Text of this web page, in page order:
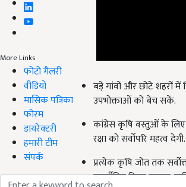
More Links
फोटो गैलरी
वीडियो
मासिक पत्रिका
फोरम
डायरेक्टरी
हमारी टीम
संपर्क
उपभोक्ताओं को बेच सकें.
रक्षा को सर्वोपरि महत्व देगी.
पुनर्जीवित किया जाएगा.
जाएगी.